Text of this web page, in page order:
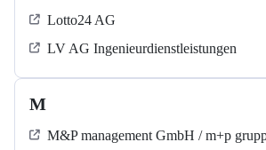
Lotto24 AG
LV AG Ingenieurdienstleistungen
M
M&P management GmbH / m+p